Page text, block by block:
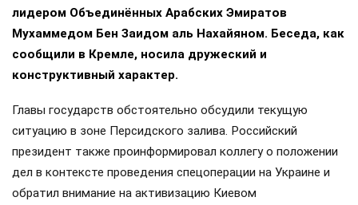
лидером Объединённых Арабских Эмиратов
Мухаммедом Бен Заидом аль Нахайяном. Беседа, как
сообщили в Кремле, носила дружеский и
конструктивный характер.
Главы государств обстоятельно обсудили текущую
ситуацию в зоне Персидского залива. Российский
президент также проинформировал коллегу о положении
дел в контексте проведения спецоперации на Украине и
обратил внимание на активизацию Киевом